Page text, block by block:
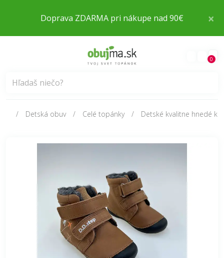
×
Doprava ZDARMA pri nákupe nad 90€
0
Detská obuv Celé topánky Detské kvalitne hnedé